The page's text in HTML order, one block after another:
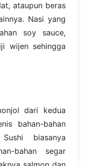
ataupun beras
Nasi yang
soy sauce,
wijen sehingga
dari kedua
bahan-bahan
biasanya
bahan segar